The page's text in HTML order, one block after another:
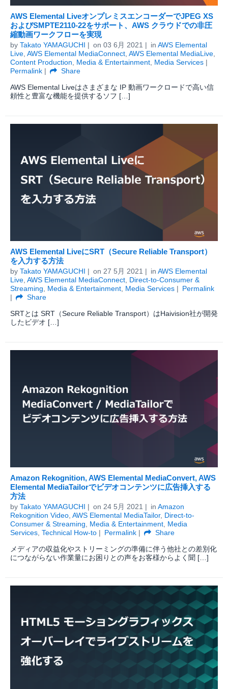
AWS Elemental LiveオンプレミスエンコーダーでJPEG XS
およびSMPTE2110-22をサポート、AWS クラウドでの非圧
縮動画ワークフローを実現
by Takato YAMAGUCHI on 03 6月 2021 in AWS Elemental
Live, AWS Elemental MediaConnect, AWS Elemental MediaLive,
Content Production, Media & Entertainment, Media Services
Permalink
Share
AWS Elemental Liveはさまざまな IP 動画ワークロードで高い信
頼性と豊富な機能を提供するソフ […]
AWS Elemental LiveにSRT（Secure Reliable Transport）
を入力する方法
by Takato YAMAGUCHI on 27 5月 2021 in AWS Elemental
Live AWS Elemental MediaConnect Direct-to-Consumer &
Streaming
Media & Entertainment Media Services
Permalink
Share
SRTとは SRT（Secure Reliable Transport）はHaivision社が開発
したビデオ […]
Amazon Rekognition, AWS Elemental MediaConvert, AWS
Elemental MediaTailorでビデオコンテンツに広告挿入する
方法
by Takato YAMAGUCHI on 24 5月 2021 in Amazon
Rekognition Video AWS Elemental MediaTailor, Direct-to-
Consumer & Streaming
Media & Entertainment Media
Services Technical How-to Permalink
Share
メディアの収益化やストリーミングの準備に伴う他社との差別化
につながらない作業量にお困りとの声をお客様からよく聞 […]